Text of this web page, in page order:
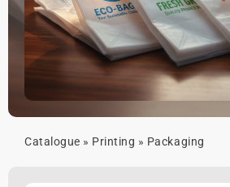
Catalogue » Printing » Packaging